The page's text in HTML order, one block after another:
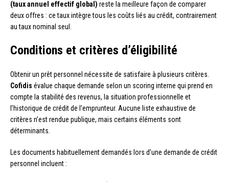
(taux annuel effectif global) reste la meilleure façon de comparer
deux offres : ce taux intègre tous les coûts liés au crédit, contrairement
au taux nominal seul.
Conditions et critères d’éligibilité
Obtenir un prêt personnel nécessite de satisfaire à plusieurs critères.
Cofidis évalue chaque demande selon un scoring interne qui prend en
compte la stabilité des revenus, la situation professionnelle et
l’historique de crédit de l’emprunteur. Aucune liste exhaustive de
critères n’est rendue publique, mais certains éléments sont
déterminants.
Les documents habituellement demandés lors d’une demande de crédit
personnel incluent :